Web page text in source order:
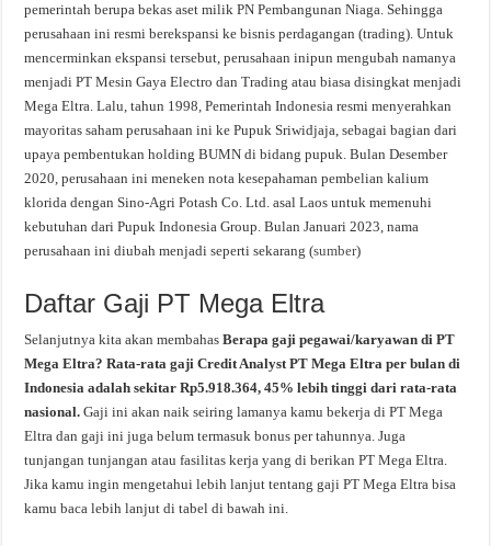
pemerintah berupa bekas aset milik PN Pembangunan Niaga. Sehingga
perusahaan ini resmi berekspansi ke bisnis perdagangan (trading). Untuk
mencerminkan ekspansi tersebut, perusahaan inipun mengubah namanya
menjadi PT Mesin Gaya Electro dan Trading atau biasa disingkat menjadi
Mega Eltra. Lalu, tahun 1998, Pemerintah Indonesia resmi menyerahkan
mayoritas saham perusahaan ini ke Pupuk Sriwidjaja, sebagai bagian dari
upaya pembentukan holding BUMN di bidang pupuk. Bulan Desember
2020, perusahaan ini meneken nota kesepahaman pembelian kalium
klorida dengan Sino-Agri Potash Co. Ltd. asal Laos untuk memenuhi
kebutuhan dari Pupuk Indonesia Group. Bulan Januari 2023, nama
perusahaan ini diubah menjadi seperti sekarang (sumber)
Daftar Gaji PT Mega Eltra
Selanjutnya kita akan membahasBerapa gaji pegawai/karyawan di PT
Mega Eltra? Rata-rata gaji Credit Analyst PT Mega Eltra per bulan di
Indonesia adalah sekitar Rp5.918.364, 45% lebih tinggi dari rata-rata
nasional.Gaji ini akan naik seiring lamanya kamu bekerja di PT Mega
Eltra dan gaji ini juga belum termasuk bonus per tahunnya. Juga
tunjangan tunjangan atau fasilitas kerja yang di berikan PT Mega Eltra.
Jika kamu ingin mengetahui lebih lanjut tentang gaji PT Mega Eltra bisa
kamu baca lebih lanjut di tabel di bawah ini.